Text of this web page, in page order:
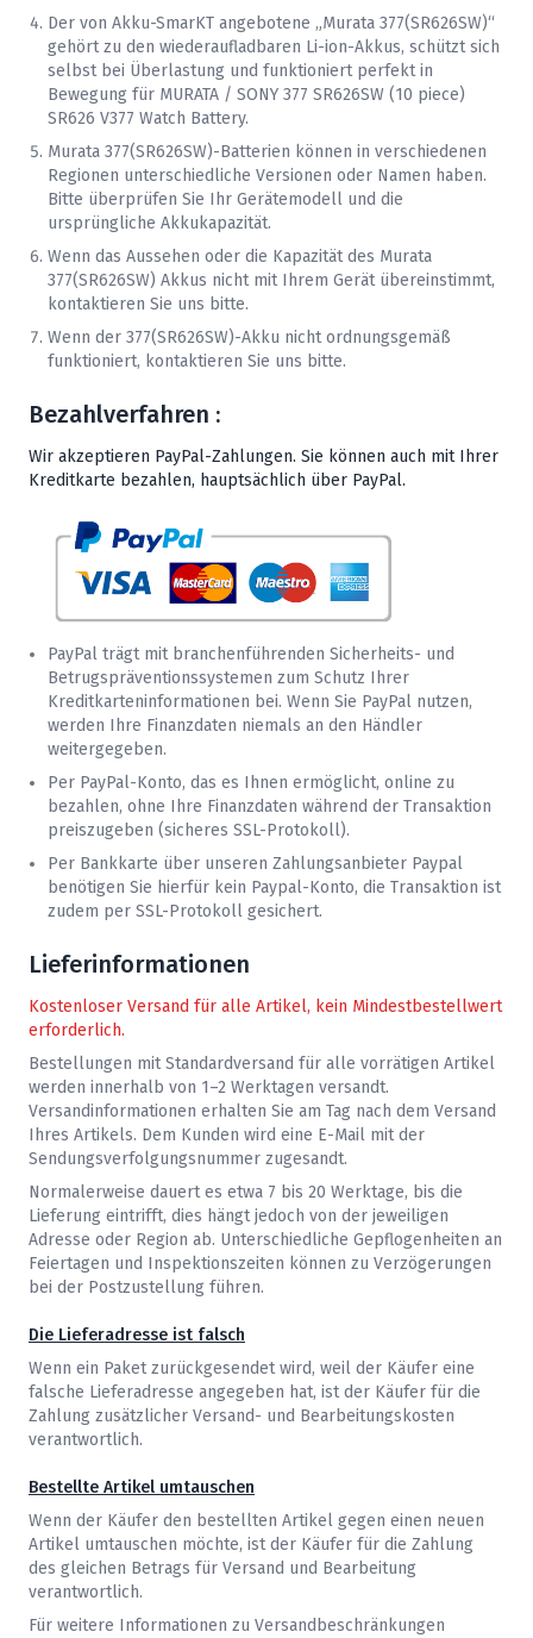
Der von Akku-SmarKT angebotene „Murata 377(SR626SW)“
gehört zu den wiederaufladbaren Li-ion-Akkus, schützt sich
selbst bei Überlastung und funktioniert perfekt in
Bewegung für MURATA / SONY 377 SR626SW (10 piece)
SR626 V377 Watch Battery.
Murata 377(SR626SW)-Batterien können in verschiedenen
Regionen unterschiedliche Versionen oder Namen haben.
Bitte überprüfen Sie Ihr Gerätemodell und die
ursprüngliche Akkukapazität.
Wenn das Aussehen oder die Kapazität des Murata
377(SR626SW) Akkus nicht mit Ihrem Gerät übereinstimmt,
kontaktieren Sie uns bitte.
Wenn der 377(SR626SW)-Akku nicht ordnungsgemäß
funktioniert, kontaktieren Sie uns bitte.
Bezahlverfahren :
Wir akzeptieren PayPal-Zahlungen. Sie können auch mit Ihrer
Kreditkarte bezahlen, hauptsächlich über PayPal.
PayPal trägt mit branchenführenden Sicherheits- und
Betrugspräventionssystemen zum Schutz Ihrer
Kreditkarteninformationen bei. Wenn Sie PayPal nutzen,
werden Ihre Finanzdaten niemals an den Händler
weitergegeben.
Per PayPal-Konto, das es Ihnen ermöglicht, online zu
bezahlen, ohne Ihre Finanzdaten während der Transaktion
preiszugeben (sicheres SSL-Protokoll).
Per Bankkarte über unseren Zahlungsanbieter Paypal
benötigen Sie hierfür kein Paypal-Konto, die Transaktion ist
zudem per SSL-Protokoll gesichert.
Lieferinformationen
Kostenloser Versand für alle Artikel, kein Mindestbestellwert
erforderlich.
Bestellungen mit Standardversand für alle vorrätigen Artikel
werden innerhalb von 1–2 Werktagen versandt.
Versandinformationen erhalten Sie am Tag nach dem Versand
Ihres Artikels. Dem Kunden wird eine E-Mail mit der
Sendungsverfolgungsnummer zugesandt.
Normalerweise dauert es etwa 7 bis 20 Werktage, bis die
Lieferung eintrifft, dies hängt jedoch von der jeweiligen
Adresse oder Region ab. Unterschiedliche Gepflogenheiten an
Feiertagen und Inspektionszeiten können zu Verzögerungen
bei der Postzustellung führen.
Die Lieferadresse ist falsch
Wenn ein Paket zurückgesendet wird, weil der Käufer eine
falsche Lieferadresse angegeben hat, ist der Käufer für die
Zahlung zusätzlicher Versand- und Bearbeitungskosten
verantwortlich.
Bestellte Artikel umtauschen
Wenn der Käufer den bestellten Artikel gegen einen neuen
Artikel umtauschen möchte, ist der Käufer für die Zahlung
des gleichen Betrags für Versand und Bearbeitung
verantwortlich.
Für weitere Informationen zu Versandbeschränkungen